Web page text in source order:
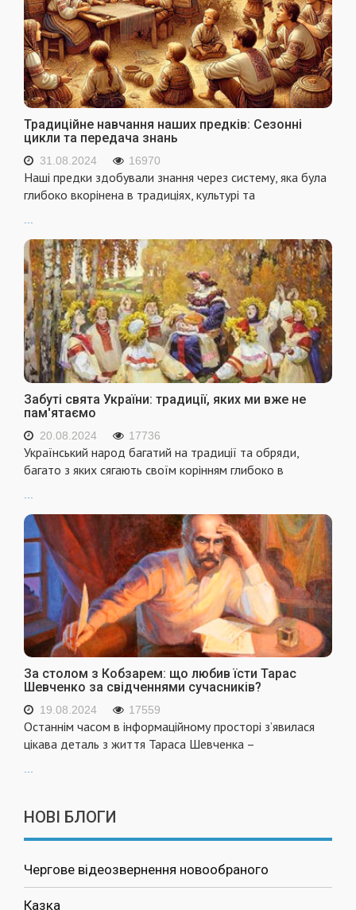
Традиційне навчання наших предків: Сезонні
цикли та передача знань
31.08.2024 16970
Наші предки здобували знання через систему, яка була
глибоко вкорінена в традиціях, культурі та
...
Забуті свята України: традиції, яких ми вже не
пам'ятаємо
20.08.2024 17736
Український народ багатий на традиції та обряди,
багато з яких сягають своїм корінням глибоко в
За столом з Кобзарем: що любив їсти Тарас
Шевченко за свідченнями сучасників?
19.08.2024 17559
Останнім часом в інформаційному просторі з’явилася
цікава деталь з життя Тараса Шевченка –
НОВІ БЛОГИ
Чергове відеозвернення новообраного
Казка